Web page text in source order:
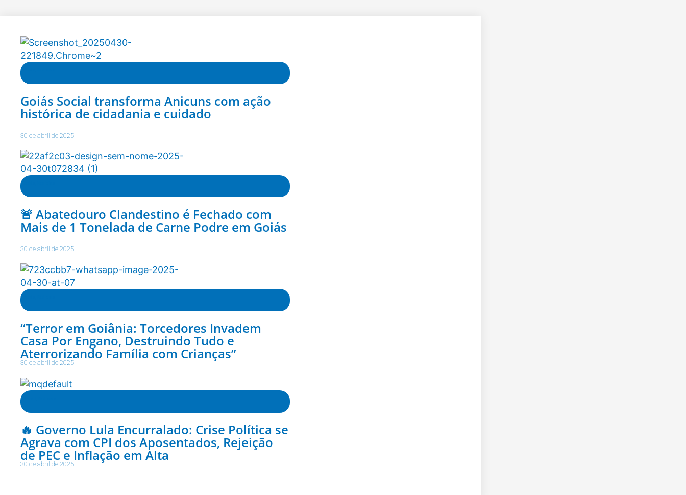
Goiás Social transforma Anicuns com ação
histórica de cidadania e cuidado
30 de abril de 2025
🚨 Abatedouro Clandestino é Fechado com
Mais de 1 Tonelada de Carne Podre em Goiás
30 de abril de 2025
“Terror em Goiânia: Torcedores Invadem
Casa Por Engano, Destruindo Tudo e
Aterrorizando Família com Crianças”
30 de abril de 2025
🔥 Governo Lula Encurralado: Crise Política se
Agrava com CPI dos Aposentados, Rejeição
de PEC e Inflação em Alta
30 de abril de 2025